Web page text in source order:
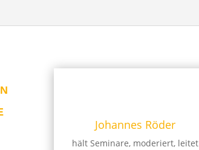
Johannes Röder
hält Seminare, moderiert, leitet